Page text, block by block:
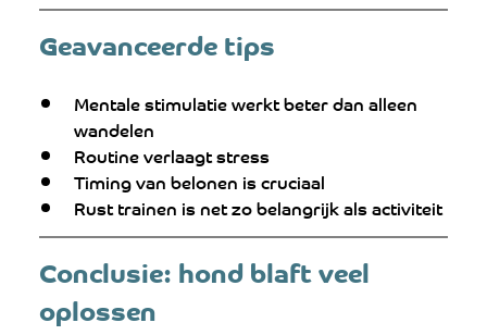
Geavanceerde tips
Mentale stimulatie werkt beter dan alleen
wandelen
Routine verlaagt stress
Timing van belonen is cruciaal
Rust trainen is net zo belangrijk als activiteit
Conclusie: hond blaft veel
oplossen